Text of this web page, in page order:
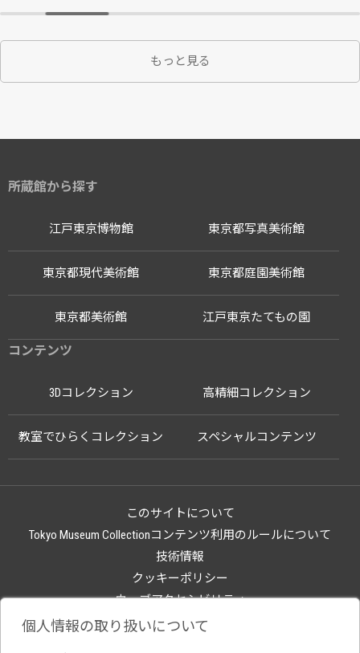
もっと見る
所蔵館から探す
江戸東京博物館
江戸東京たてもの園
東京都写真美術館
東京都現代美術館 東京都庭園美術館
東京都美術館
コンテンツ
3Dコレクション 高精細コレクション
教室でひらくコレクション スペシャルコンテンツ
このサイトについて
Tokyo Museum Collectionコンテンツ利用のルールについて
技術情報
クッキーポリシー
ウェブアクセシビリティ
関連サイト
個人情報の取り扱いについて